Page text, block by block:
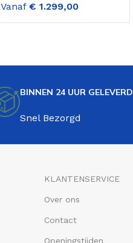
Zwart 7 Versnelling
Vanaf € 1.299,00
BINNEN 24 UUR GELEVERD
Snel Bezorgd
KLANTENSERVICE
Over ons
Contact
Openingstijden